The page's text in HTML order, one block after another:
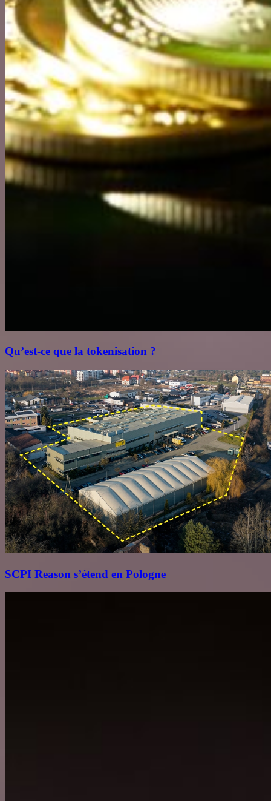
Qu’est‑ce que la tokenisation ?
SCPI Reason s’étend en Pologne